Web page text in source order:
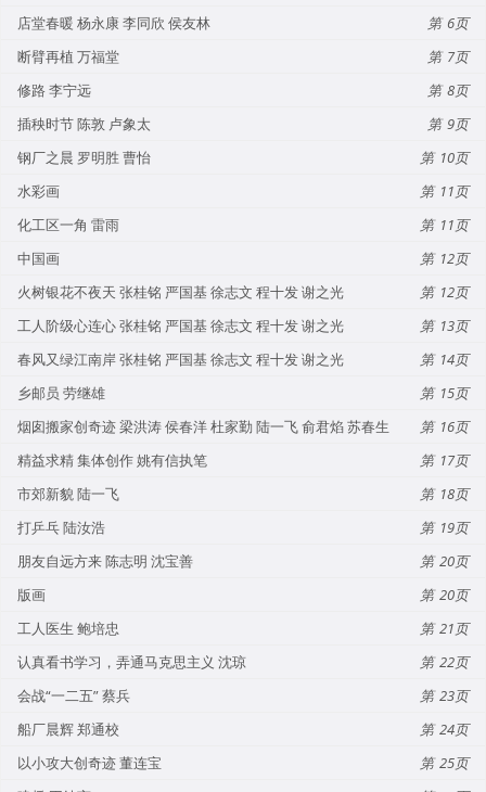
店堂春暖 杨永康 李同欣 侯友林
6
断臂再植 万福堂
7
修路 李宁远
8
插秧时节 陈敦 卢象太
9
钢厂之晨 罗明胜 曹怡
10
水彩画
11
化工区一角 雷雨
11
中国画
12
火树银花不夜天 张桂铭 严国基 徐志文 程十发 谢之光
12
工人阶级心连心 张桂铭 严国基 徐志文 程十发 谢之光
13
春风又绿江南岸 张桂铭 严国基 徐志文 程十发 谢之光
14
乡邮员 劳继雄
15
烟囱搬家创奇迹 梁洪涛 侯春洋 杜家勤 陆一飞 俞君焰 苏春生
16
精益求精 集体创作 姚有信执笔
17
市郊新貌 陆一飞
18
打乒乓 陆汝浩
19
朋友自远方来 陈志明 沈宝善
20
版画
20
工人医生 鲍培忠
21
认真看书学习，弄通马克思主义 沈琼
22
会战“一二五” 蔡兵
23
船厂晨辉 郑通校
24
以小攻大创奇迹 董连宝
25